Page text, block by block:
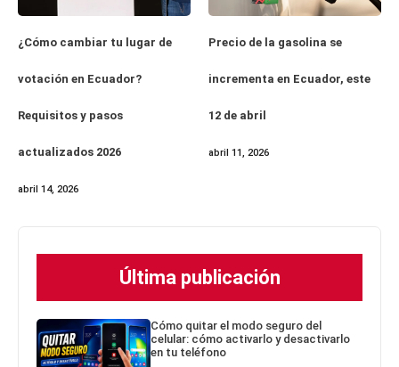
¿Cómo cambiar tu lugar de
votación en Ecuador?
Requisitos y pasos
actualizados 2026
abril 14, 2026
Precio de la gasolina se
incrementa en Ecuador, este
12 de abril
abril 11, 2026
Última publicación
Cómo quitar el modo seguro del
celular: cómo activarlo y desactivarlo
en tu teléfono